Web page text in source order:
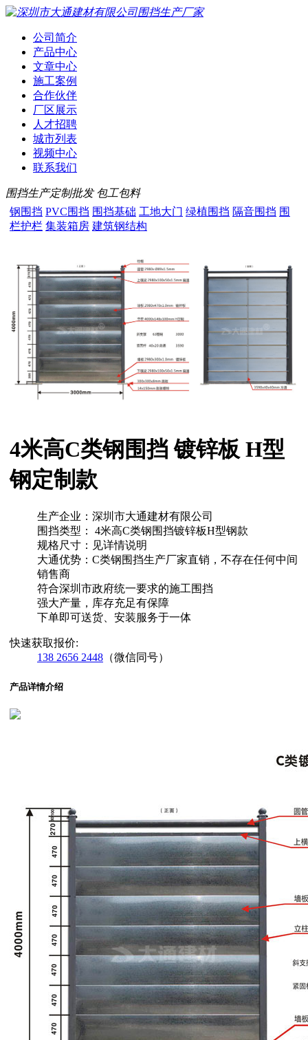
公司简介
产品中心
文章中心
施工案例
合作伙伴
厂区展示
人才招聘
城市列表
视频中心
联系我们
围挡生产定制批发 包工包料
钢围挡 PVC围挡 围挡基础 工地大门 绿植围挡 隔音围挡 围
栏护栏 集装箱房 建筑钢结构
4米高C类钢围挡 镀锌板 H型
钢定制款
生产企业： 深圳市大通建材有限公司
围挡类型：
4米高C类钢围挡镀锌板H型钢款
规格尺寸： 见详情说明
大通优势： C类钢围挡生产厂家直销，不存在任何中间
销售商
符合深圳市政府统一要求的施工围挡
强大产量，库存充足有保障
下单即可送货、安装服务于一体
快速获取报价:
138 2656 2448 （微信同号）
产品详情介绍